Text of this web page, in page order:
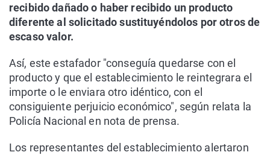
recibido dañado o haber recibido un producto
diferente al solicitado sustituyéndolos por otros de
escaso valor.
Así, este estafador "conseguía quedarse con el
producto y que el establecimiento le reintegrara el
importe o le enviara otro idéntico, con el
consiguiente perjuicio económico", según relata la
Policía Nacional en nota de prensa.
Los representantes del establecimiento alertaron